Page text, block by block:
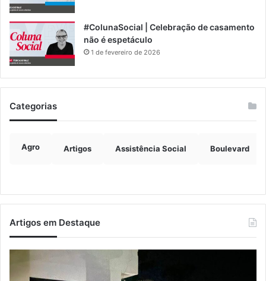
#ColunaSocial | Celebração de casamento
não é espetáculo
1 de fevereiro de 2026
Categorias
Agro Artigos Assistência Social Boulevard
Artigos em Destaque